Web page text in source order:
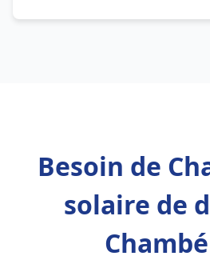
Besoin de
solaire de